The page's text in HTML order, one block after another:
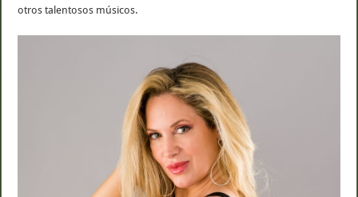
otros talentosos músicos.